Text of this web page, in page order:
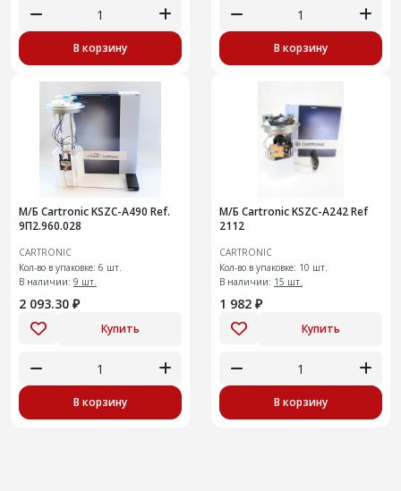
В корзину В корзину
М/Б Cartronic KSZC-A490 Ref.
9П2.960.028
CARTRONIC
Кол-во в упаковке: 6 шт.
В наличии: 9 шт.
2 093.30 ₽
Купить
В корзину
М/Б Cartronic KSZC-A242 Ref
2112
CARTRONIC
Кол-во в упаковке: 10 шт.
В наличии: 15 шт.
1 982 ₽
Купить
В корзину